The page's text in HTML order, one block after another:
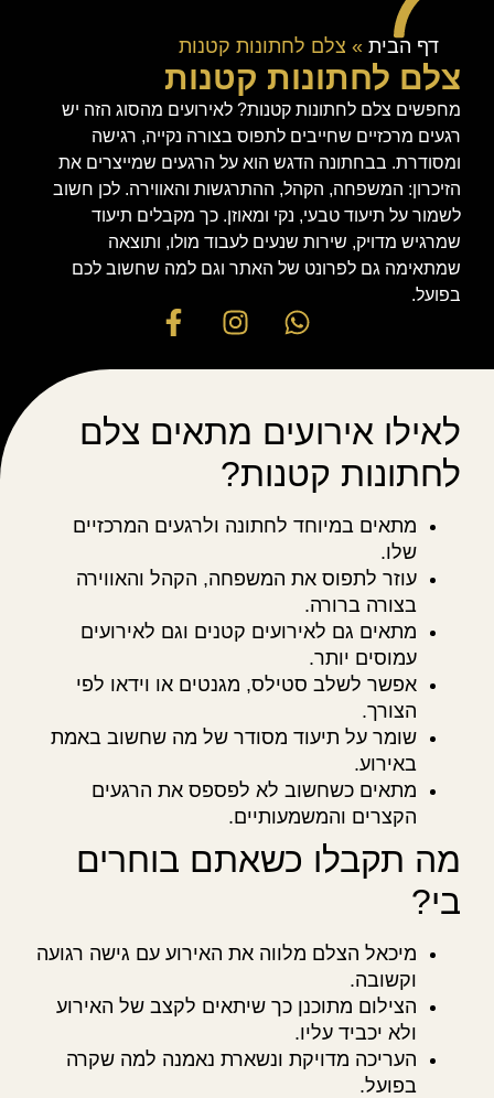
דף הבית » צלם לחתונות קטנות
צלם לחתונות קטנות
מחפשים צלם לחתונות קטנות? לאירועים מהסוג הזה יש
רגעים מרכזיים שחייבים לתפוס בצורה נקייה, רגישה
ומסודרת. בבחתונה הדגש הוא על הרגעים שמייצרים את
הזיכרון: המשפחה, הקהל, ההתרגשות והאווירה. לכן חשוב
לשמור על תיעוד טבעי, נקי ומאוזן. כך מקבלים תיעוד
שמרגיש מדויק, שירות שנעים לעבוד מולו, ותוצאה
שמתאימה גם לפרונט של האתר וגם למה שחשוב לכם
בפועל.
לאילו אירועים מתאים צלם
לחתונות קטנות?
מתאים במיוחד לחתונה ולרגעים המרכזיים
שלו.
עוזר לתפוס את המשפחה, הקהל והאווירה
בצורה ברורה.
מתאים גם לאירועים קטנים וגם לאירועים
עמוסים יותר.
אפשר לשלב סטילס, מגנטים או וידאו לפי
הצורך.
שומר על תיעוד מסודר של מה שחשוב באמת
באירוע.
מתאים כשחשוב לא לפספס את הרגעים
הקצרים והמשמעותיים.
מה תקבלו כשאתם בוחרים
בי?
מיכאל הצלם מלווה את האירוע עם גישה רגועה
וקשובה.
הצילום מתוכנן כך שיתאים לקצב של האירוע
ולא יכביד עליו.
העריכה מדויקת ונשארת נאמנה למה שקרה
בפועל.